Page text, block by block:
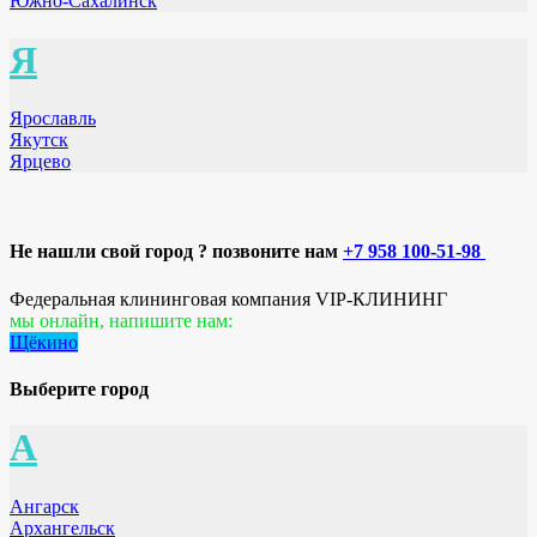
Я
Ярославль
Якутск
Ярцево
Не нашли свой город ? позвоните нам +7 958 100-51-98
Федеральная клининговая компания VIP-КЛИНИНГ
мы онлайн, напишите нам:
Щёкино
Выберите город
А
Ангарск
Архангельск